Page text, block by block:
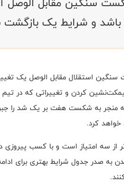
و شرایط یک بازگشت
استقلال مقابل الوصل یک تغییر
کردن و تغییراتی که در تیم
منجر به شکست هفت بر یک شد را
کرد.
از سه امتیاز است و با کسب پیروزی
به صدر جدول شرایط بهتری برای
.